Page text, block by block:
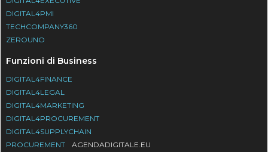
DIGITAL4PMI
TECHCOMPANY360
ZEROUNO
Funzioni di Business
DIGITAL4FINANCE
DIGITAL4LEGAL
DIGITAL4MARKETING
DIGITAL4PROCUREMENT
DIGITAL4SUPPLYCHAIN
PROCUREMENT
AGENDADIGITALE.EU